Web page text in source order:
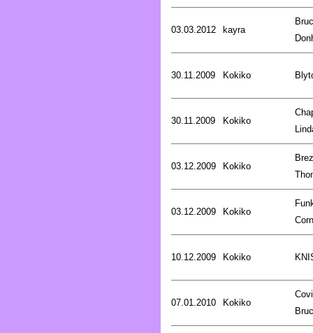
03.03.2012 kayra
30.11.2009 Kokiko
30.11.2009 Kokiko
03.12.2009 Kokiko
03.12.2009 Kokiko
10.12.2009 Kokiko
07.01.2010 Kokiko